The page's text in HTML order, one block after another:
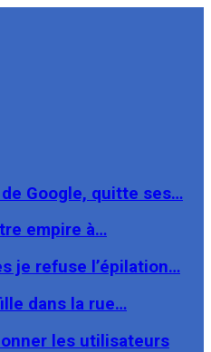
Google, quitte ses…
empire à…
je refuse l’épilation…
dans la rue…
les utilisateurs